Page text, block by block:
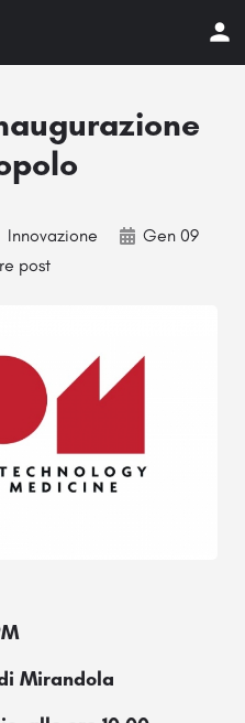
Innovazione
Gen 09
post
Mirandola